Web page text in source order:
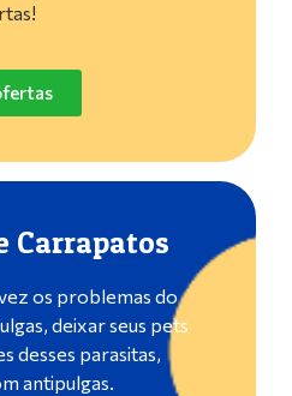
Carrapatos
os problemas do
deixar seus pets
desses parasitas,
antipulgas.